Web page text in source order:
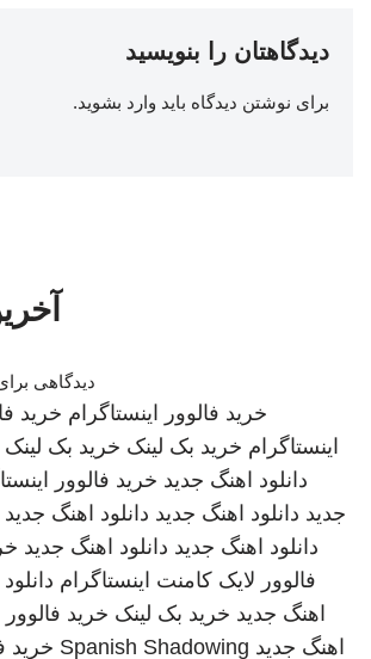
دیدگاهتان را بنویسید
برای نوشتن دیدگاه باید وارد بشوید.
دیدگاهی
خرید فالوور اینستاگرام خرید
اینستاگرام خرید بک لینک خرید بک لینک
دانلود اهنگ جدید خرید فالوور
جدید دانلود اهنگ جدید دانلود اهنگ جدید
دانلود اهنگ جدید دانلود اهنگ جدید
فالوور لایک کامنت اینستاگرام
اهنگ جدید خرید بک لینک خرید فالوور
اهنگ جدید Spanish Shadowing خرید